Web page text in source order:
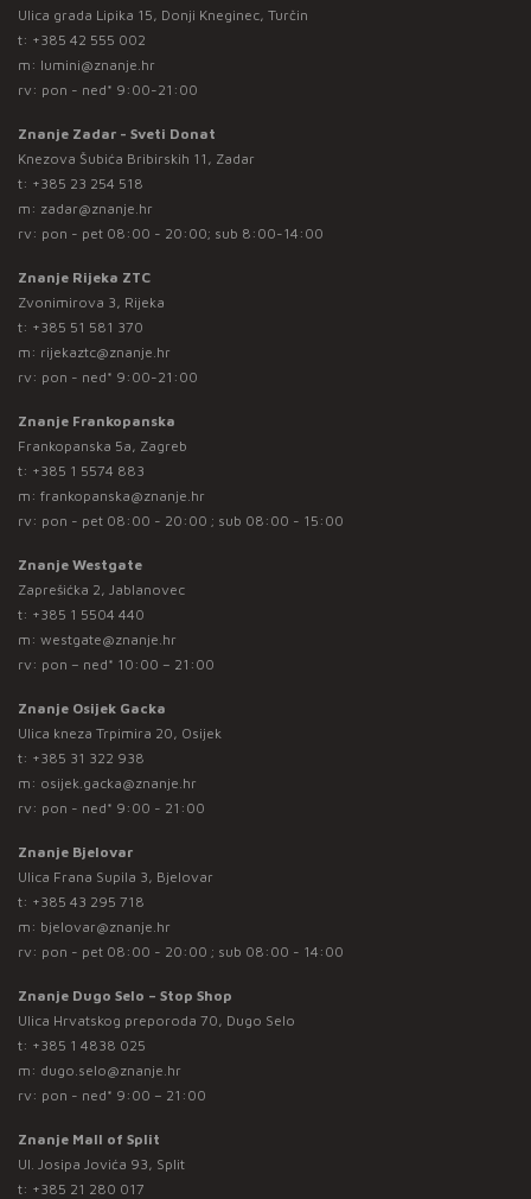
Ulica grada Lipika 15, Donji Kneginec, Turčin
t: +385 42 555 002
m: lumini@znanje.hr
rv: pon - ned* 9:00-21:00
Znanje Zadar - Sveti Donat
Knezova Šubića Bribirskih 11, Zadar
t: +385 23 254 518
m: zadar@znanje.hr
rv: pon - pet 08:00 - 20:00; sub 8:00-14:00
Znanje Rijeka ZTC
Zvonimirova 3, Rijeka
t: +385 51 581 370
m: rijekaztc@znanje.hr
rv: pon - ned* 9:00-21:00
Znanje Frankopanska
Frankopanska 5a, Zagreb
t: +385 1 5574 883
m: frankopanska@znanje.hr
rv: pon - pet 08:00 - 20:00 ; sub 08:00 - 15:00
Znanje Westgate
Zaprešićka 2, Jablanovec
t: +385 1 5504 440
m: westgate@znanje.hr
rv: pon – ned* 10:00 – 21:00
Znanje Osijek Gacka
Ulica kneza Trpimira 20, Osijek
t: +385 31 322 938
m: osijek.gacka@znanje.hr
rv: pon - ned* 9:00 - 21:00
Znanje Bjelovar
Ulica Frana Supila 3, Bjelovar
t: +385 43 295 718
m: bjelovar@znanje.hr
rv: pon - pet 08:00 - 20:00 ; sub 08:00 - 14:00
Znanje Dugo Selo – Stop Shop
Ulica Hrvatskog preporoda 70, Dugo Selo
t: +385 1 4838 025
m: dugo.selo@znanje.hr
rv: pon - ned* 9:00 – 21:00
Znanje Mall of Split
Ul. Josipa Jovića 93, Split
t: +385 21 280 017